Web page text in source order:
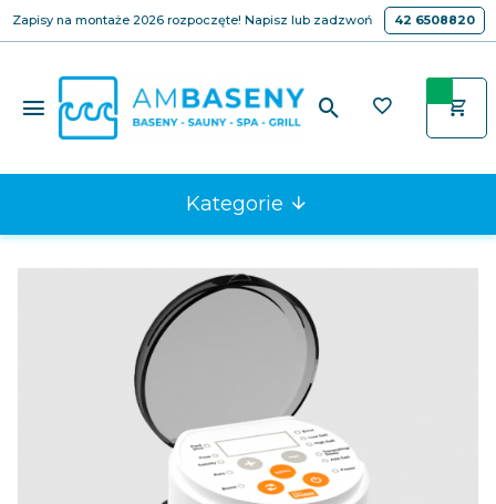
Zapisy na montaże 2026 rozpoczęte! Napisz lub zadzwoń 42 6508820
Kategorie